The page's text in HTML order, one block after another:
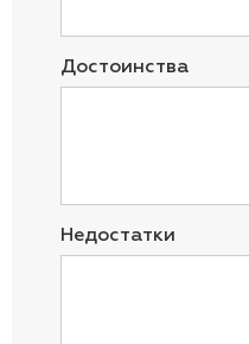
Достоинства
Недостатки